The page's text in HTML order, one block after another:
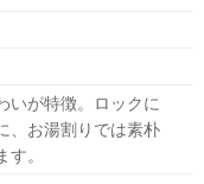
いが特徴。ロックに
、お湯割りでは素朴
す。